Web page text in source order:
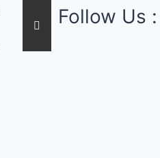
Follow Us :